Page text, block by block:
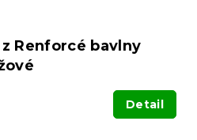
Renforcé bavlny
Detail